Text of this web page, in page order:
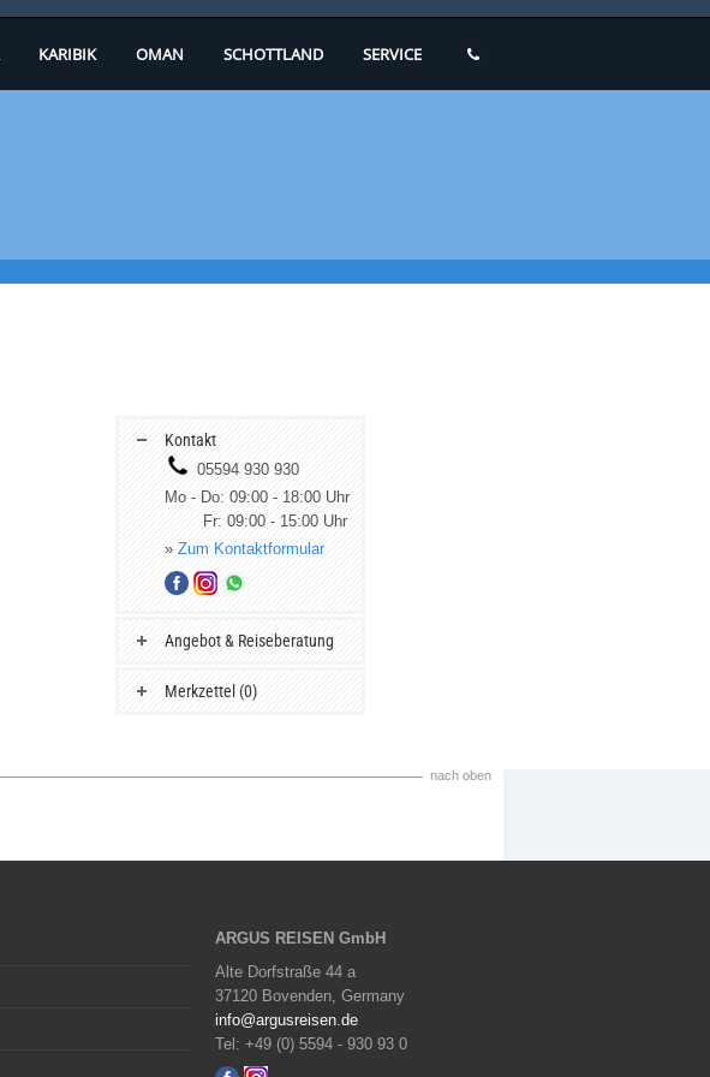
KARIBIK OMAN SCHOTTLAND SERVICE
Kontakt
05594 930 930
Mo - Do: 09:00 - 18:00 Uhr
Fr: 09:00 - 15:00 Uhr
» Zum Kontaktformular
Angebot & Reiseberatung
Merkzettel (0)
nach oben
ARGUS REISEN GmbH
Alte Dorfstraße 44 a
37120 Bovenden, Germany
info@argusreisen.de
Tel: +49 (0) 5594 - 930 93 0